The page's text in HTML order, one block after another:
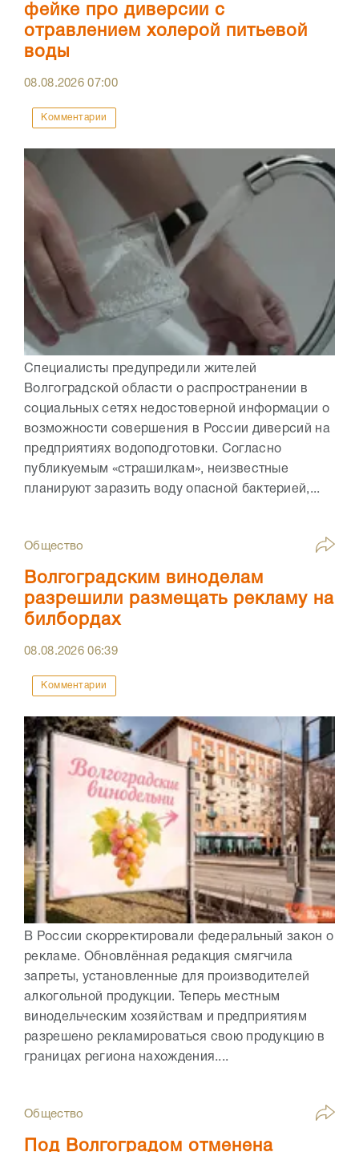
фейке про диверсии с
отравлением холерой питьевой
воды
08.08.202607:00
Комментарии
Специалисты предупредили жителей
Волгоградской области о распространении в
социальных сетях недостоверной информации о
возможности совершения в России диверсий на
предприятиях водоподготовки. Согласно
публикуемым «страшилкам», неизвестные
планируют заразить воду опасной бактерией,...
Общество
Волгоградским виноделам
разрешили размещать рекламу на
билбордах
08.08.202606:39
Комментарии
В России скорректировали федеральный закон о
рекламе. Обновлённая редакция смягчила
запреты, установленные для производителей
алкогольной продукции. Теперь местным
винодельческим хозяйствам и предприятиям
разрешено рекламироваться свою продукцию в
границах региона нахождения....
Общество
Под Волгоградом отменена